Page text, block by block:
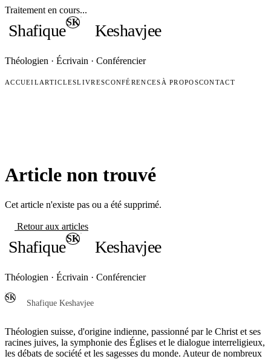
Traitement en cours...
ShafiqueSK Keshavjee
Théologien · Écrivain · Conférencier
ACCUEIL ARTICLESLIVRESCONFÉRENCES À PROPOSCONTACT
Article non trouvé
Cet article n'existe pas ou a été supprimé.
Retour aux articles
ShafiqueSK Keshavjee
Théologien · Écrivain · Conférencier
SK
Shafique Keshavjee
Théologien suisse, d'origine indienne, passionné par le Christ et ses
racines juives, la symphonie des Églises et le dialogue interreligieux,
les débats de société et les sagesses du monde. Auteur de nombreux